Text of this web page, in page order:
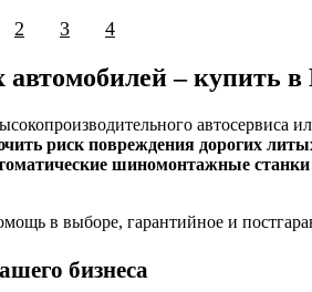
2 3 4
– купить в
автосервиса
риск повреждения дорогих
шиномонтажные
в выборе, гарантийное и
бизнеса